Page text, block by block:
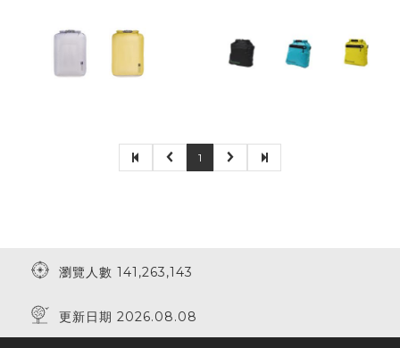
1
瀏覽人數 141,263,143
更新日期 2026.08.08